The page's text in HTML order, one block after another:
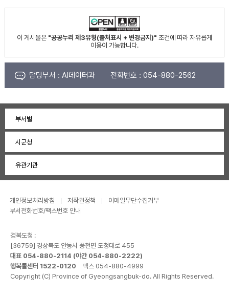
이 게시물은 "공공누리 제3유형(출처표시 + 변경금지)" 조건에 따라 자유롭게
이용이 가능합니다.
담당부서 : AI데이터과 전화번호 : 054-880-2562
부서별
시군청
유관기관
개인정보처리방침 저작권정책
이메일무단수집거부
부서전화번호/팩스번호 안내
경북도청 :
[36759] 경상북도 안동시 풍천면 도청대로 455
대표 054-880-2114 (야간 054-880-2222)
행복콜센터 1522-0120
팩스 054-880-4999
Copyright (C) Province of Gyeongsangbuk-do. All Rights Reserved.